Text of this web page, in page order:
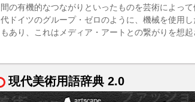
間の有機的なつながりといったものを芸術によっ
代ドイツのグループ・ゼロのように、機械を使用
もあり、これは メディア・アート との繋がりを想起
現代美術用語辞典 2.0